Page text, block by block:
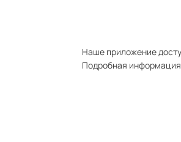
Наше приложение
Подробная